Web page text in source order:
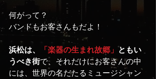
何がって？
バンドもお客さんもだよ！
浜松は、 「楽器の生まれ故郷」 ともい
うべき街で、それだけにお客さんの中
には、世界の名だたるミュージシャン